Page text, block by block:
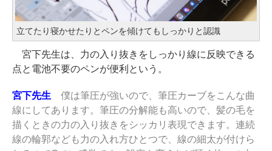
立てたり寝かせたりとペンを傾けてもしっかりと認識
宮下先生は、力の入り抜きをしっかり線に反映できる
点と電池不要のペンが便利という。
宮下先生
僕は筆圧が強いので、筆圧カーブをこんな曲
線にしてあります。筆圧の分解能も高いので、髪の毛を
描くときの力の入り抜きをシッカリ表現できます。連続
線の輪郭なども力の入れ方ひとつで、線の細太が付けら